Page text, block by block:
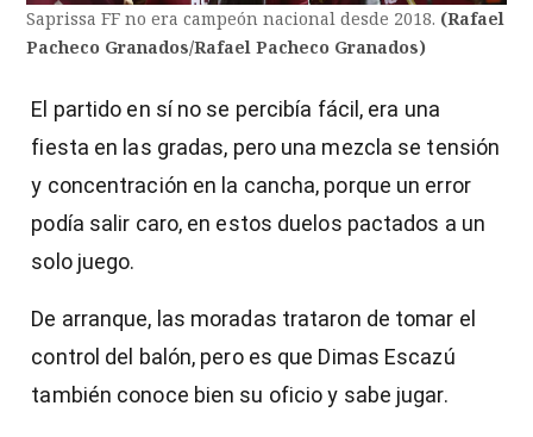
Saprissa FF no era campeón nacional desde 2018. (Rafael
Pacheco Granados/Rafael Pacheco Granados)
El partido en sí no se percibía fácil, era una
fiesta en las gradas, pero una mezcla se tensión
y concentración en la cancha, porque un error
podía salir caro, en estos duelos pactados a un
solo juego.
De arranque, las moradas trataron de tomar el
control del balón, pero es que Dimas Escazú
también conoce bien su oficio y sabe jugar.